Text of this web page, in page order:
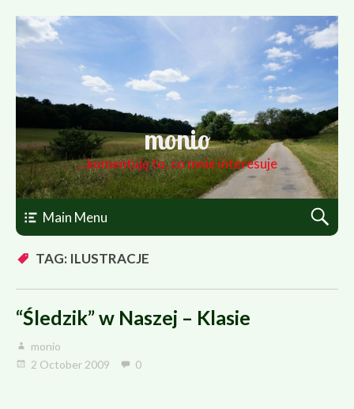
monio
…komentuję to, co mnie interesuje
Main Menu
TAG: ILUSTRACJE
“Śledzik” w Naszej – Klasie
monio
2 October 2009
0